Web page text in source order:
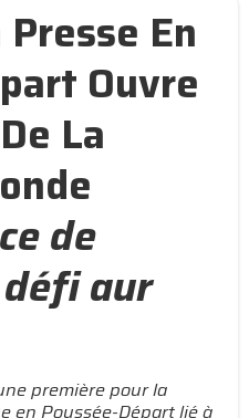
En
Ouvre
La
de
aur
première pour la
en Poussée-Départ lié à